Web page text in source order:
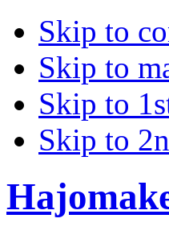
Skip to
Skip to
Skip to
Skip to